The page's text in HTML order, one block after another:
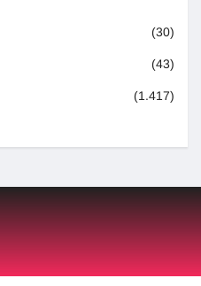
(30)
(43)
(1.417)